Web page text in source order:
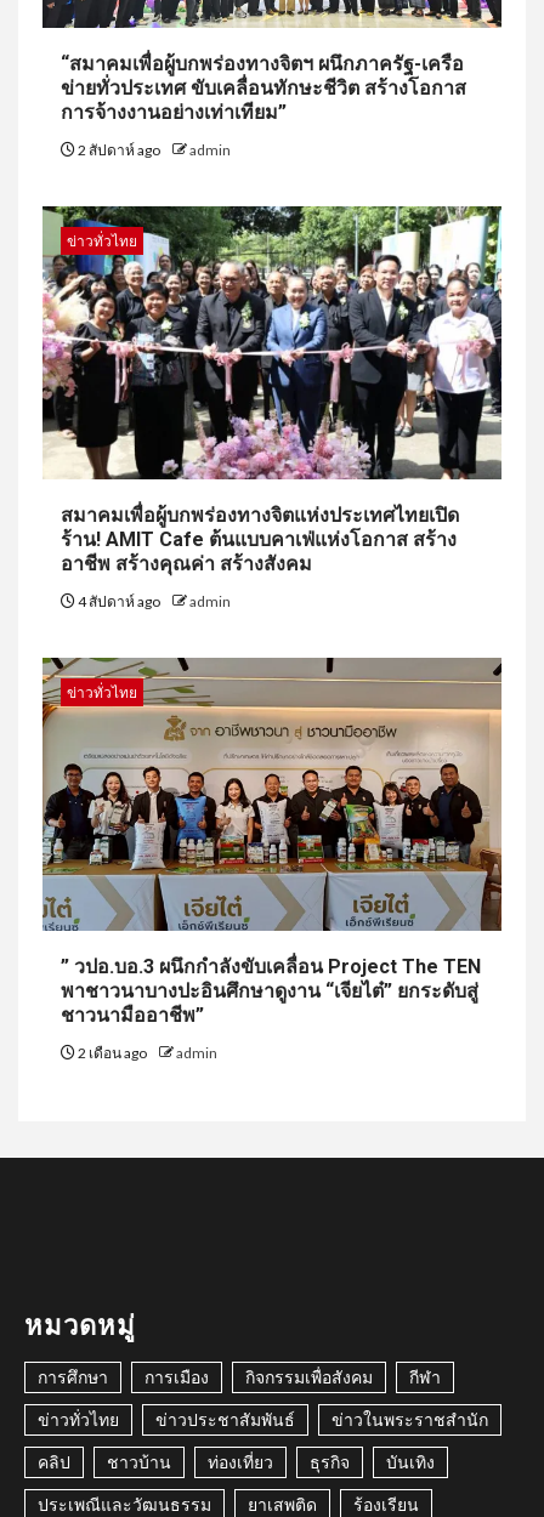
“สมาคมเพื่อผู้บกพร่องทางจิตฯ ผนึกภาครัฐ-เครือ
ข่ายทั่วประเทศ ขับเคลื่อนทักษะชีวิต สร้างโอกาส
การจ้างงานอย่างเท่าเทียม”
2 สัปดาห์ ago admin
ข่าวทั่วไทย
สมาคมเพื่อผู้บกพร่องทางจิตแห่งประเทศไทยเปิด
ร้าน! AMIT Cafe ต้นแบบคาเฟ่แห่งโอกาส สร้าง
อาชีพ สร้างคุณค่า สร้างสังคม
4 สัปดาห์ ago admin
ข่าวทั่วไทย
” วปอ.บอ.3 ผนึกกำลังขับเคลื่อน Project The TEN
พาชาวนาบางปะอินศึกษาดูงาน “เจียไต๋” ยกระดับสู่
ชาวนามืออาชีพ”
2 เดือน ago admin
หมวดหมู่
การศึกษา การเมือง กิจกรรมเพื่อสังคม กีฬา
ข่าวทั่วไทย ข่าวประชาสัมพันธ์ ข่าวในพระราชสำนัก
คลิป ชาวบ้าน ท่องเที่ยว ธุรกิจ บันเทิง
ประเพณีและวัฒนธรรม ยาเสพติด ร้องเรียน